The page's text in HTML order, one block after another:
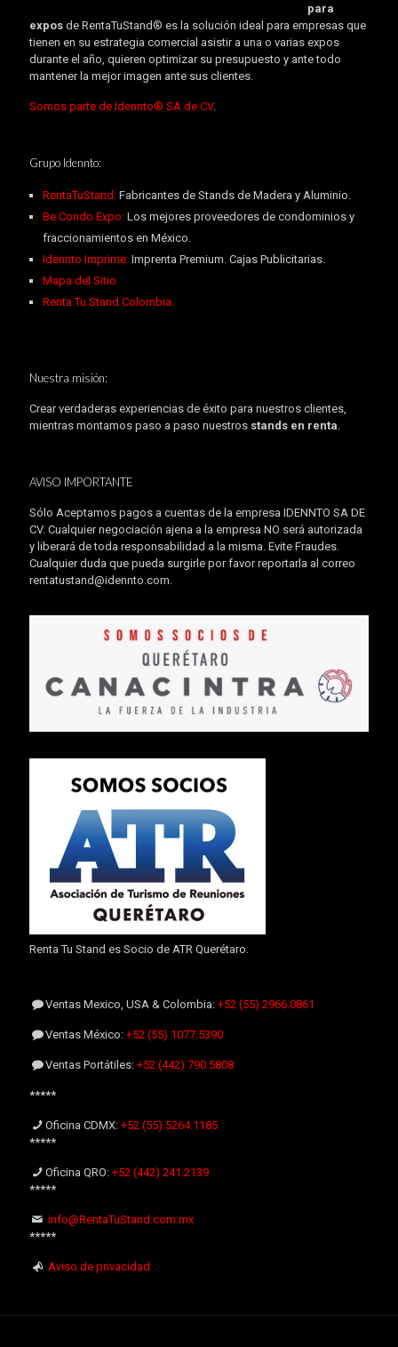
para
expos de RentaTuStand® es la solución ideal para empresas que
tienen en su estrategia comercial asistir a una o varias expos
durante el año, quieren optimizar su presupuesto y ante todo
mantener la mejor imagen ante sus clientes.
Somos parte de Idennto® SA de CV.
Grupo Idennto:
RentaTuStand:Fabricantes de Stands de Madera y Aluminio.
Be Condo Expo: Los mejores proveedores de condominios y
fraccionamientos en México.
Idennto Imprime:Imprenta Premium. Cajas Publicitarias.
Mapa del Sitio
Renta Tu Stand Colombia.
Nuestra misión:
Crear verdaderas experiencias de éxito para nuestros clientes,
mientras montamos paso a paso nuestros stands en renta.
AVISO IMPORTANTE
Sólo Aceptamos pagos a cuentas de la empresa IDENNTO SA DE
CV. Cualquier negociación ajena a la empresa NO será autorizada
y liberará de toda responsabilidad a la misma. Evite Fraudes.
Cualquier duda que pueda surgirle por favor reportarla al correo
rentatustand@idennto.com.
Renta Tu Stand es Socio de ATR Querétaro.
Ventas Mexico, USA & Colombia:+52 (55) 2966.0861
Ventas México:+52 (55) 1077.5390
Ventas Portátiles:+52 (442) 790.5808
*****
Oficina CDMX:+52 (55) 5264.1185
*****
Oficina QRO:+52 (442) 241.2139
*****
info@RentaTuStand.com.mx
*****
Aviso de privacidad